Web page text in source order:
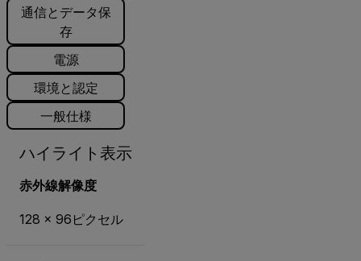
通信とデータ保
存
電源
環境と認定
一般仕様
ハイライト表示
赤外線解像度
128 × 96ピクセル